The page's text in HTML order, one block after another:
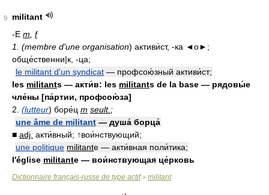
9
militant
-E m f
1. (membre d'une organisation) активи́ст, -ка ◄о►;
обще́ственни|к, -ца;
le militant d'un syndicat — профсою́зный активи́ст;
les militants — акти́в: les militants de la base — рядовы́е
чле́ны [па́ртии, профсою́за]
2. (lutteur) боре́ц m seult. ;
une âme de militant — душа́ борца́
■ adj. акти́вный; ↑вои́нствующий;
une politique militante — акти́вная поли́тика;
l'église militante — вои́нствующая це́рковь
Dictionnaire français-russe de type actif> militant